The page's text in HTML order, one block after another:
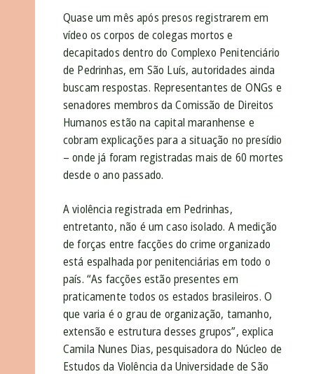
Quase um mês após presos registrarem em
vídeo os corpos de colegas mortos e
decapitados dentro do Complexo Penitenciário
de Pedrinhas, em São Luís, autoridades ainda
buscam respostas. Representantes de ONGs e
senadores membros da Comissão de Direitos
Humanos estão na capital maranhense e
cobram explicações para a situação no presídio
– onde já foram registradas mais de 60 mortes
desde o ano passado.
A violência registrada em Pedrinhas,
entretanto, não é um caso isolado. A medição
de forças entre facções do crime organizado
está espalhada por penitenciárias em todo o
país. “As facções estão presentes em
praticamente todos os estados brasileiros. O
que varia é o grau de organização, tamanho,
extensão e estrutura desses grupos”, explica
Camila Nunes Dias, pesquisadora do Núcleo de
Estudos da Violência da Universidade de São